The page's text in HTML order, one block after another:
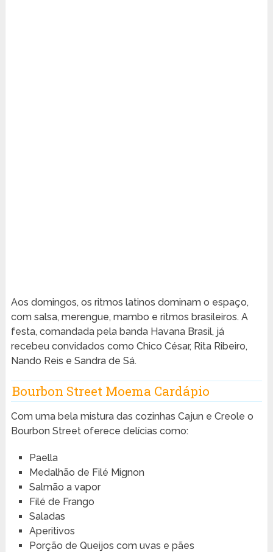
Aos domingos, os ritmos latinos dominam o espaço,
com salsa, merengue, mambo e ritmos brasileiros. A
festa, comandada pela banda Havana Brasil, já
recebeu convidados como Chico César, Rita Ribeiro,
Nando Reis e Sandra de Sá.
Bourbon Street Moema Cardápio
Com uma bela mistura das cozinhas Cajun e Creole o
Bourbon Street oferece delícias como:
Paella
Medalhão de Filé Mignon
Salmão a vapor
Filé de Frango
Saladas
Aperitivos
Porção de Queijos com uvas e pães